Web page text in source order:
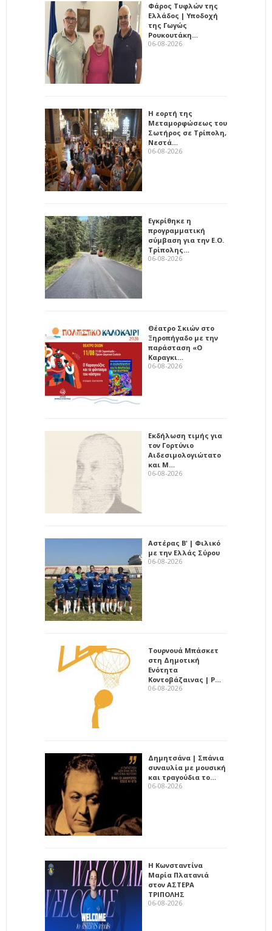
Φάρος Τυφλών της
Ελλάδος | Υποδοχή
της Γωγώς
Ρουκουτάκη…
06-08-2026
Η εορτή της
Μεταμορφώσεως του
Σωτήρος σε Τρίπολη,
Νεστά…
06-08-2026
Εγκρίθηκε η
προγραμματική
σύμβαση για την Ε.Ο.
Τρίπολης…
06-08-2026
Θέατρο Σκιών στο
Ξηροπήγαδο με την
παράσταση «Ο
Καραγκι…
06-08-2026
Εκδήλωση τιμής για
τον Γορτύνιο
Αιδεσιμολογιώτατο
και Μ…
06-08-2026
Αστέρας Β' | Φιλικό
με την Ελλάς Σύρου
06-08-2026
Τουρνουά Μπάσκετ
στη Δημοτική
Ενότητα
Κοντοβάζαινας | Ρ…
06-08-2026
Δημητσάνα | Σπάνια
συναυλία με μουσική
και τραγούδια το…
06-08-2026
Η Κωνσταντίνα
Μαρία Πλατανιά
στον ΑΣΤΕΡΑ
ΤΡΙΠΟΛΗΣ
06-08-2026